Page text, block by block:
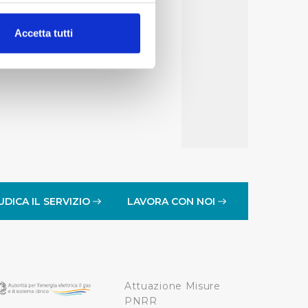
(impronte
che l’Utente ha fornito
i singoli cookie
Accetta tutti
IL SERVIZIO LAVORA CON NOI
Attuazione Misure
PNRR